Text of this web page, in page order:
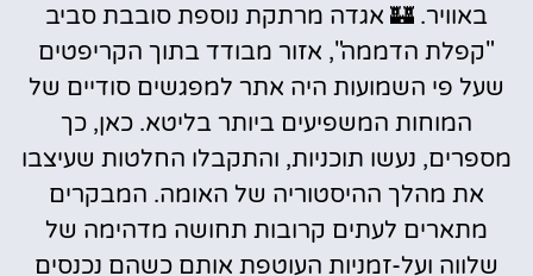
באוויר. 🏰 אגדה מרתקת נוספת סובבת סביב
"קפלת הדממה", אזור מבודד בתוך הקריפטים
שעל פי השמועות היה אתר למפגשים סודיים של
המוחות המשפיעים ביותר בליטא. כאן, כך
מספרים, נעשו תוכניות, והתקבלו החלטות שעיצבו
את מהלך ההיסטוריה של האומה. המבקרים
מתארים לעתים קרובות תחושה מדהימה של
שלווה ועל-זמניות העוטפת אותם כשהם נכנסים